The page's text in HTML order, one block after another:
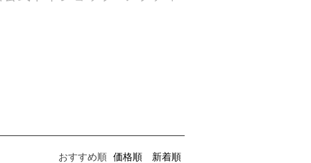
おすすめ順 価格順 新着順